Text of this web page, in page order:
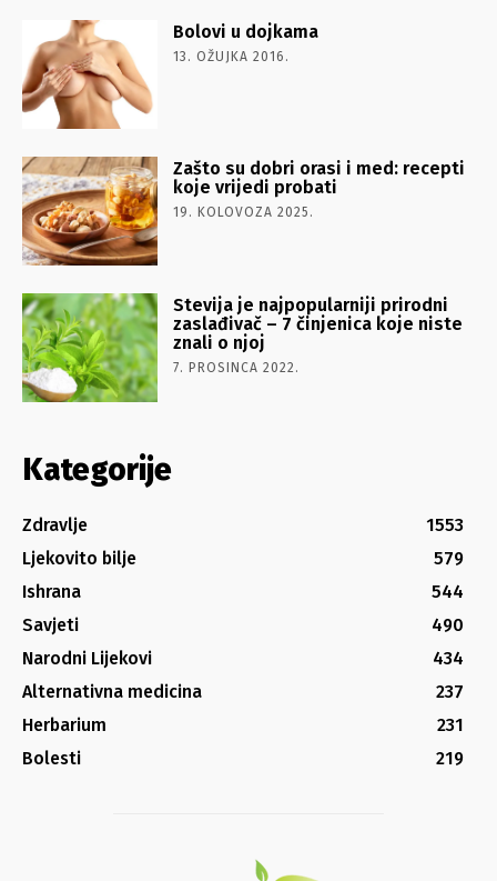
Bolovi u dojkama
13. OŽUJKA 2016.
Zašto su dobri orasi i med: recepti
koje vrijedi probati
19. KOLOVOZA 2025.
Stevija je najpopularniji prirodni
zaslađivač – 7 činjenica koje niste
znali o njoj
7. PROSINCA 2022.
Kategorije
Zdravlje
1553
Ljekovito bilje
579
Ishrana
544
Savjeti
490
Narodni Lijekovi
434
Alternativna medicina
237
Herbarium
231
Bolesti
219